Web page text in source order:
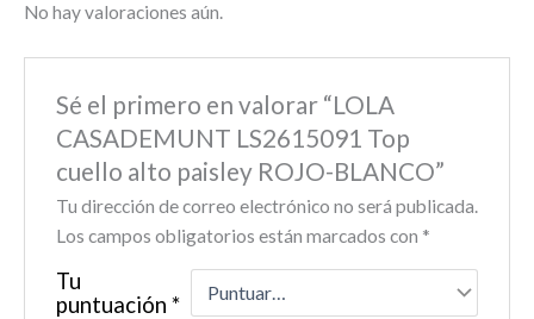
No hay valoraciones aún.
Sé el primero en valorar “LOLA
CASADEMUNT LS2615091 Top
cuello alto paisley ROJO-BLANCO”
Tu dirección de correo electrónico no será publicada.
Los campos obligatorios están marcados con *
Tu
puntuación *